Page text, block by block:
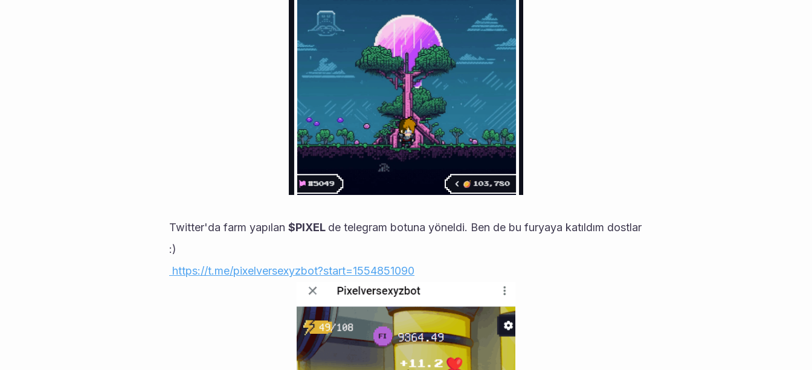
Twitter'da farm yapılan $PIXEL de telegram botuna yöneldi. Ben de bu furyaya katıldım dostlar
:)
https://t.me/pixelversexyzbot?start=1554851090